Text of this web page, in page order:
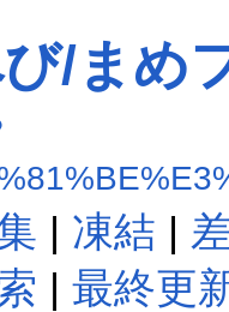
/まめ
| 凍結 |
| 最終更